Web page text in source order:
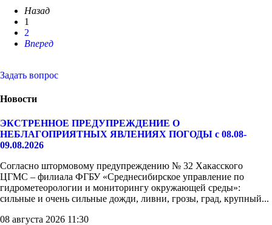
Назад
1
2
Вперед
Задать вопрос
Новости
ЭКСТРЕННОЕ ПРЕДУПРЕЖДЕНИЕ О
НЕБЛАГОПРИЯТНЫХ ЯВЛЕНИЯХ ПОГОДЫ с 08.08-
09.08.2026
Согласно штормовому предупреждению № 32 Хакасского
ЦГМС – филиала ФГБУ «Среднесибирское управление по
гидрометеорологии и мониторингу окружающей среды»:
сильные и очень сильные дожди, ливни, грозы, град, крупный...
08 августа 2026 11:30